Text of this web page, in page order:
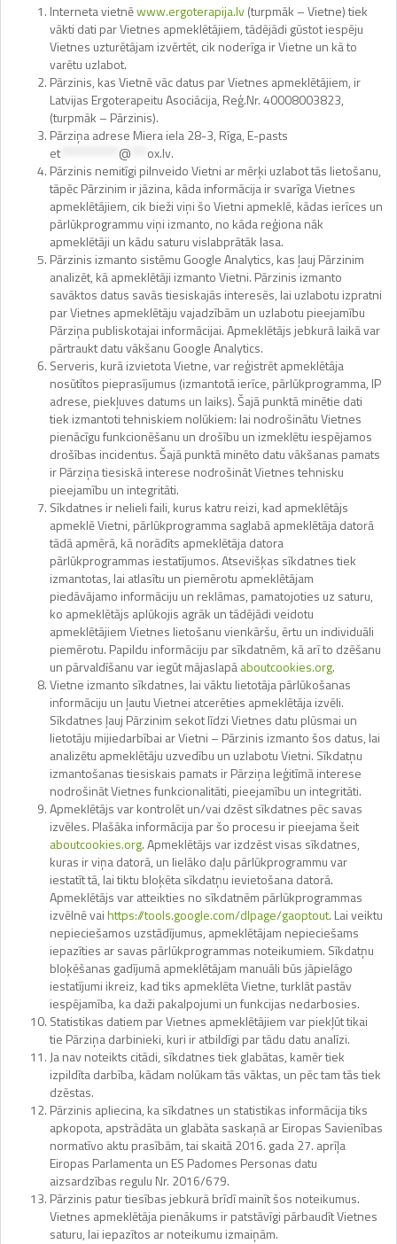
Interneta vietnēwww.ergoterapija.lv(turpmāk – Vietne) tiek
vākti dati par Vietnes apmeklētājiem, tādējādi gūstot iespēju
Vietnes uzturētājam izvērtēt, cik noderīga ir Vietne un kā to
varētu uzlabot.
Pārzinis, kas Vietnē vāc datus par Vietnes apmeklētājiem, ir
Latvijas Ergoterapeitu Asociācija, Reģ.Nr. 40008003823,
(turpmāk – Pārzinis).
Pārziņa adrese Miera iela 28-3, Rīga, E-pasts
et*********** @ ox.lv.
Pārzinis nemitīgi pilnveido Vietni ar mērķi uzlabot tās lietošanu,
tāpēc Pārzinim ir jāzina, kāda informācija ir svarīga Vietnes
apmeklētājiem, cik bieži viņi šo Vietni apmeklē, kādas ierīces un
pārlūkprogrammu viņi izmanto, no kāda reģiona nāk
apmeklētāji un kādu saturu vislabprātāk lasa.
Pārzinis izmanto sistēmu Google Analytics, kas ļauj Pārzinim
analizēt, kā apmeklētāji izmanto Vietni. Pārzinis izmanto
savāktos datus savās tiesiskajās interesēs, lai uzlabotu izpratni
par Vietnes apmeklētāju vajadzībām un uzlabotu pieejamību
Pārziņa publiskotajai informācijai. Apmeklētājs jebkurā laikā var
pārtraukt datu vākšanu Google Analytics.
Serveris, kurā izvietota Vietne, var reģistrēt apmeklētāja
nosūtītos pieprasījumus (izmantotā ierīce, pārlūkprogramma, IP
adrese, piekļuves datums un laiks). Šajā punktā minētie dati
tiek izmantoti tehniskiem nolūkiem: lai nodrošinātu Vietnes
pienācīgu funkcionēšanu un drošību un izmeklētu iespējamos
drošības incidentus. Šajā punktā minēto datu vākšanas pamats
ir Pārziņa tiesiskā interese nodrošināt Vietnes tehnisku
pieejamību un integritāti.
Sīkdatnes ir nelieli faili, kurus katru reizi, kad apmeklētājs
apmeklē Vietni, pārlūkprogramma saglabā apmeklētāja datorā
tādā apmērā, kā norādīts apmeklētāja datora
pārlūkprogrammas iestatījumos. Atsevišķas sīkdatnes tiek
izmantotas, lai atlasītu un piemērotu apmeklētājam
piedāvājamo informāciju un reklāmas, pamatojoties uz saturu,
ko apmeklētājs aplūkojis agrāk un tādējādi veidotu
apmeklētājiem Vietnes lietošanu vienkāršu, ērtu un individuāli
piemērotu. Papildu informāciju par sīkdatnēm, kā arī to dzēšanu
un pārvaldīšanu var iegūt mājaslapāaboutcookies.org.
Vietne izmanto sīkdatnes, lai vāktu lietotāja pārlūkošanas
informāciju un ļautu Vietnei atcerēties apmeklētāja izvēli.
Sīkdatnes ļauj Pārzinim sekot līdzi Vietnes datu plūsmai un
lietotāju mijiedarbībai ar Vietni – Pārzinis izmanto šos datus, lai
analizētu apmeklētāju uzvedību un uzlabotu Vietni. Sīkdatņu
izmantošanas tiesiskais pamats ir Pārziņa leģitīmā interese
nodrošināt Vietnes funkcionalitāti, pieejamību un integritāti.
Apmeklētājs var kontrolēt un/vai dzēst sīkdatnes pēc savas
izvēles. Plašāka informācija par šo procesu ir pieejama šeit
aboutcookies.org. Apmeklētājs var izdzēst visas sīkdatnes,
kuras ir viņa datorā, un lielāko daļu pārlūkprogrammu var
iestatīt tā, lai tiktu bloķēta sīkdatņu ievietošana datorā.
Apmeklētājs var atteikties no sīkdatnēm pārlūkprogrammas
izvēlnē vaihttps://tools.google.com/dlpage/gaoptout. Lai veiktu
nepieciešamos uzstādījumus, apmeklētājam nepieciešams
iepazīties ar savas pārlūkprogrammas noteikumiem. Sīkdatņu
bloķēšanas gadījumā apmeklētājam manuāli būs jāpielāgo
iestatījumi ikreiz, kad tiks apmeklēta Vietne, turklāt pastāv
iespējamība, ka daži pakalpojumi un funkcijas nedarbosies.
Statistikas datiem par Vietnes apmeklētājiem var piekļūt tikai
tie Pārziņa darbinieki, kuri ir atbildīgi par tādu datu analīzi.
Ja nav noteikts citādi, sīkdatnes tiek glabātas, kamēr tiek
izpildīta darbība, kādam nolūkam tās vāktas, un pēc tam tās tiek
dzēstas.
Pārzinis apliecina, ka sīkdatnes un statistikas informācija tiks
apkopota, apstrādāta un glabāta saskaņā ar Eiropas Savienības
normatīvo aktu prasībām, tai skaitā 2016. gada 27. aprīļa
Eiropas Parlamenta un ES Padomes Personas datu
aizsardzības regulu Nr. 2016/679.
Pārzinis patur tiesības jebkurā brīdī mainīt šos noteikumus.
Vietnes apmeklētāja pienākums ir patstāvīgi pārbaudīt Vietnes
saturu, lai iepazītos ar noteikumu izmaiņām.